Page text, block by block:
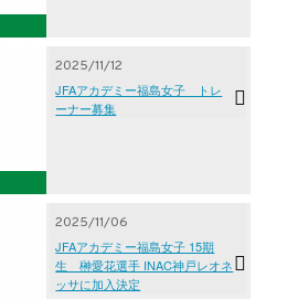
2025/11/12
JFAアカデミー福島女子 トレ
ーナー募集
2025/11/06
JFAアカデミー福島女子 15期
生 榊愛花選手 INAC神戸レオネ
ッサに加入決定